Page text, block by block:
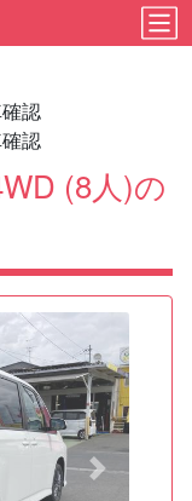
認
認
(8人)の
Next